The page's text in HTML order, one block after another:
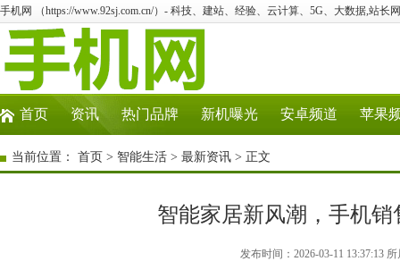
手机网 （https://www.92sj.com.cn/）- 科技、建站、经验、云计算、5G、大数据,站长
首页 资讯 热门品牌 新机曝光 安卓频道 苹果
当前位置： 首页 > 智能生活 > 最新资讯 > 正文
智能家居新风潮，手机
发布时间：2026-03-11 13:37:13